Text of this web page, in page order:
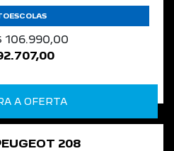
106.990,00
A OFERTA
208